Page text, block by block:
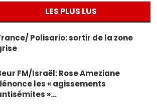
LES PLUS LUS
Polisario: sortir de la zone
FM/Israël: Rose Ameziane
les « agissements
»…